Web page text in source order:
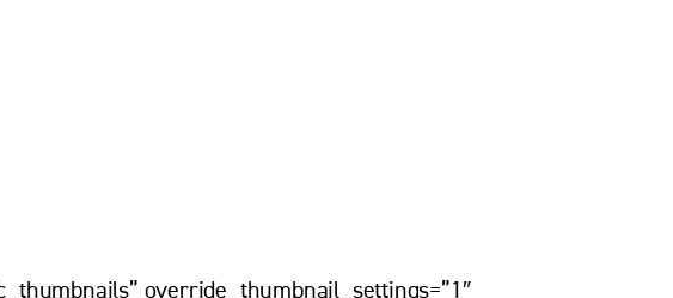
override_thumbnail_settings=”1″